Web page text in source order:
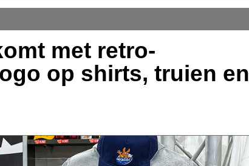
met retro-
op shirts, truien en